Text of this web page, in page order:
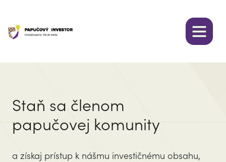
Staň sa členom
papučovej komunity
a získaj prístup k nášmu investičnému obsahu,